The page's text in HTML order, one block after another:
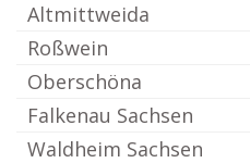
Altmittweida
Roßwein
Oberschöna
Falkenau Sachsen
Waldheim Sachsen